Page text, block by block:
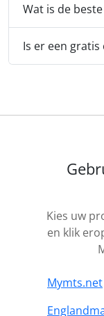
Wat is de
Is er een
Kies uw
en klik
Mymts.net